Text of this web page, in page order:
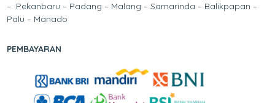
– Pekanbaru – Padang – Malang – Samarinda – Balikpapan –
Palu – Manado
PEMBAYARAN